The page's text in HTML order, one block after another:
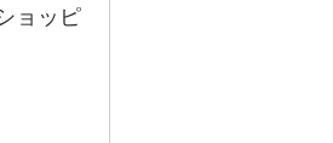
ョッピ